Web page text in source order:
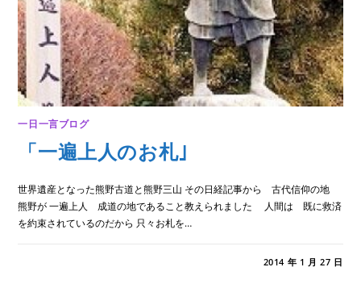
一日一言ブログ
「一遍上人のお札｣
世界遺産となった熊野古道と熊野三山 その日経記事から 古代信仰の地
熊野が 一遍上人 成道の地であること教えられました 人間は 既に救済
を約束されているのだから 只々お札を…
2014 年 1 月 27 日